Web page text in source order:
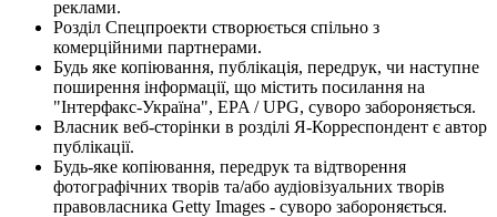
реклами.
Розділ Спецпроекти створюється спільно з
комерційними партнерами.
Будь яке копіювання, публікація, передрук, чи наступне
поширення інформації, що містить посилання на
"Інтерфакс-Україна", EPA / UPG, суворо забороняється.
Власник веб-сторінки в розділі Я-Корреспондент є автор
публікації.
Будь-яке копіювання, передрук та відтворення
фотографічних творів та/або аудіовізуальних творів
правовласника Getty Images - суворо забороняється.